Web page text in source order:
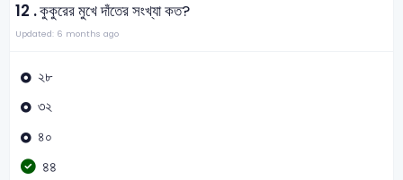
12 .কুকুরের মুখে দাঁতের সংখ্যা কত?
Updated: 6 months ago
২৮
৩২
৪০
৪৪